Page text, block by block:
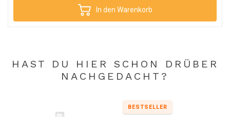
In den Warenkorb
HAST DU HIER SCHON DRÜBER
NACHGEDACHT?
BESTSELLER